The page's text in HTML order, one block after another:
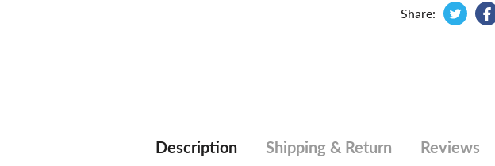
Share:
Description Shipping & Return Reviews